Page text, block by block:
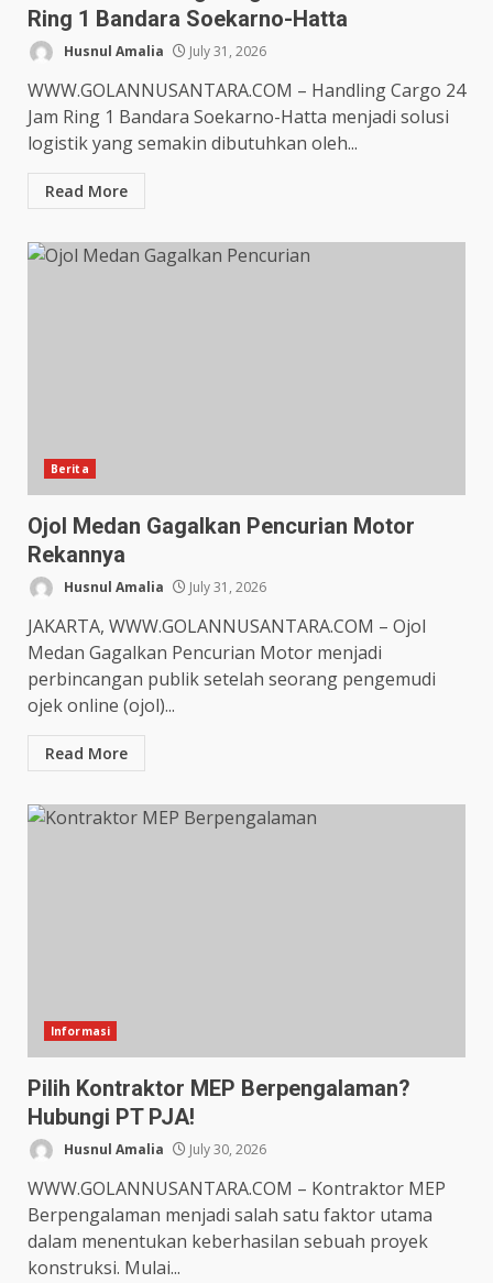
Ring 1 Bandara Soekarno-Hatta
Husnul Amalia July 31, 2026
WWW.GOLANNUSANTARA.COM – Handling Cargo 24
Jam Ring 1 Bandara Soekarno-Hatta menjadi solusi
logistik yang semakin dibutuhkan oleh...
Read More
Berita
Ojol Medan Gagalkan Pencurian Motor
Rekannya
Husnul Amalia July 31, 2026
JAKARTA, WWW.GOLANNUSANTARA.COM – Ojol
Medan Gagalkan Pencurian Motor menjadi
perbincangan publik setelah seorang pengemudi
ojek online (ojol)...
Read More
Informasi
Pilih Kontraktor MEP Berpengalaman?
Hubungi PT PJA!
Husnul Amalia July 30, 2026
WWW.GOLANNUSANTARA.COM – Kontraktor MEP
Berpengalaman menjadi salah satu faktor utama
dalam menentukan keberhasilan sebuah proyek
konstruksi. Mulai...